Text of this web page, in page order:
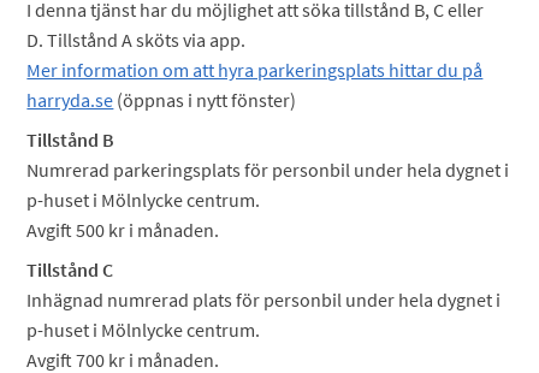
I denna tjänst har du möjlighet att söka tillstånd B, C eller
D. Tillstånd A sköts via app.
Mer information om att hyra parkeringsplats hittar du på
harryda.se (öppnas i nytt fönster)
Tillstånd B
Numrerad parkeringsplats för personbil under hela dygnet i
p-huset i Mölnlycke centrum.
Avgift 500 kr i månaden.
Tillstånd C
Inhägnad numrerad plats för personbil under hela dygnet i
p-huset i Mölnlycke centrum.
Avgift 700 kr i månaden.